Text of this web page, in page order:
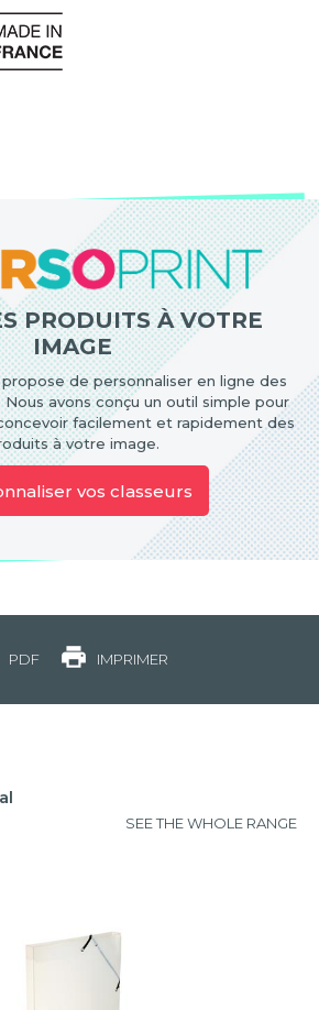
PRODUITS À VOTRE
IMAGE
de personnaliser en ligne des
avons conçu un outil simple pour
facilement et rapidement des
à votre image.
vos classeurs
PDF IMPRIMER
SEE THE WHOLE RANGE